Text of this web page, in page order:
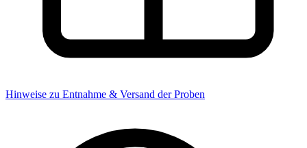
Hinweise zu Entnahme & Versand der Proben